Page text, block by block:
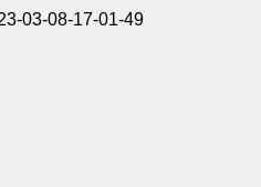
03-08-17-01-49